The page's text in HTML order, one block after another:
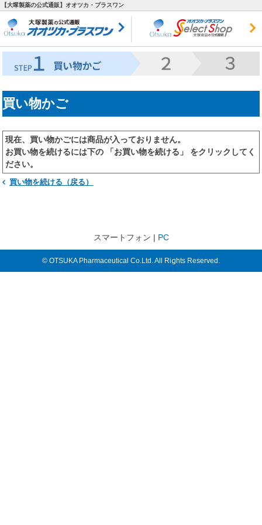
【大塚製薬の公式通販】オオツカ・プラスワン
買い物かご
現在、買い物かごには商品が入っておりません。
お買い物を続けるには下の 「お買い物を続ける」 をクリックしてく
ださい。
買い物を続ける（戻る）
スマートフォン | PC
© OTSUKA Pharmaceutical Co.Ltd. All Rights Reserved.